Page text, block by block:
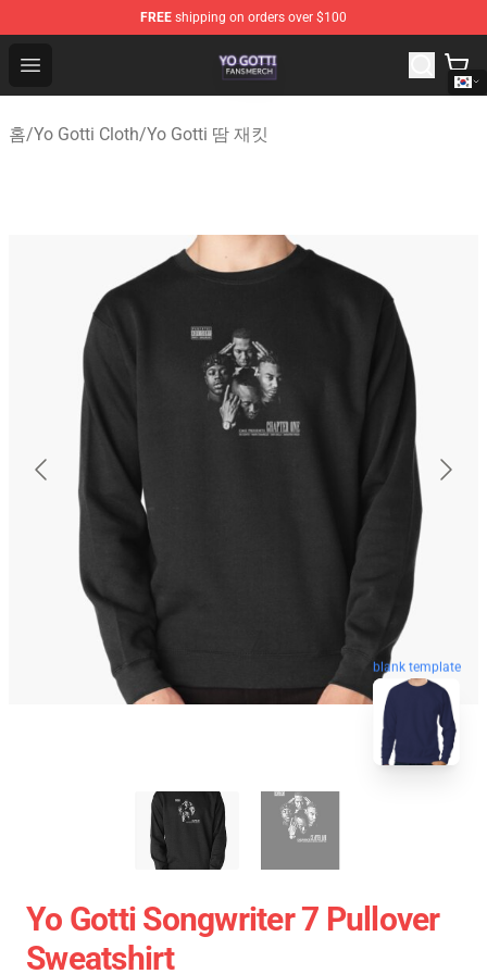
FREE shipping on orders over $100
Open menu
Yo Gotti Shop - Official Yo Gotti Merchandise Store
홈/Yo Gotti Cloth/Yo Gotti 땀 재킷
blank template
Yo Gotti Songwriter 7 Pullover
Sweatshirt